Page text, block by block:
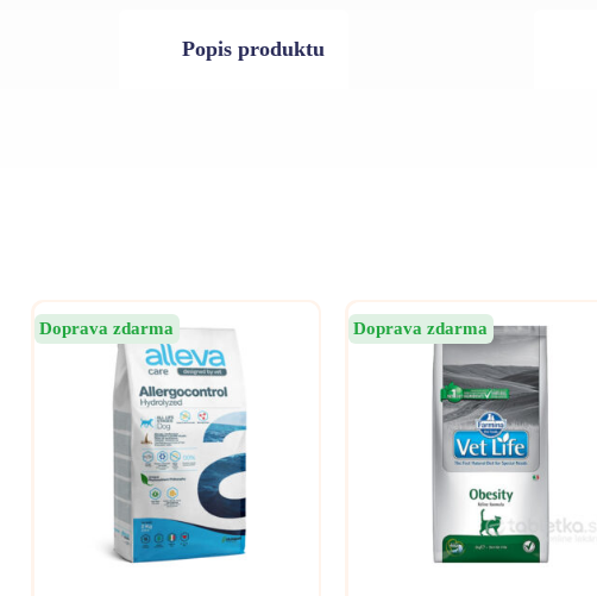
Popis produktu
Doprava zdarma Doprava zdarma